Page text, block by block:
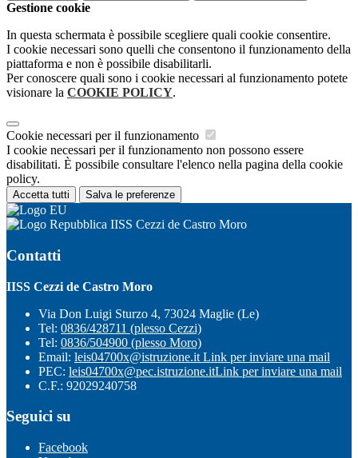
Gestione cookie
In questa schermata è possibile scegliere quali cookie consentire.
I cookie necessari sono quelli che consentono il funzionamento della
piattaforma e non è possibile disabilitarli.
Per conoscere quali sono i cookie necessari al funzionamento potete
visionare la COOKIE POLICY.
Cookie necessari per il funzionamento
I cookie necessari per il funzionamento non possono essere
disabilitati. È possibile consultare l'elenco nella pagina della cookie
policy.
Accetta tutti Salva le preferenze
IISS Cezzi de Castro Moro
Contatti
IISS Cezzi de Castro Moro
Via Don Luigi Sturzo 4, 73024 Maglie (Le)
Tel: 0836/428711 (plesso Cezzi)
Tel: 0836/504900 (plesso Moro)
Email: leis04700x@istruzione.it Link per inviare una mail
PEC: leis04700x@pec.istruzione.itLink per inviare una mail
C.F.: 92029240758
Seguici su
Facebook